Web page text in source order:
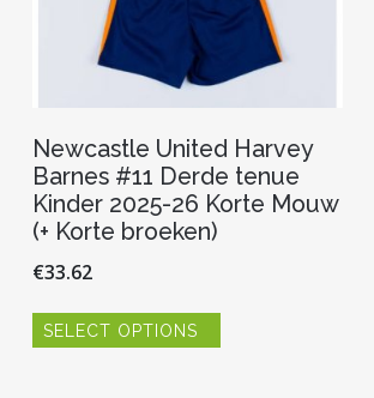
Newcastle United Harvey
Barnes #11 Derde tenue
Kinder 2025-26 Korte Mouw
(+ Korte broeken)
€33.62
SELECT OPTIONS